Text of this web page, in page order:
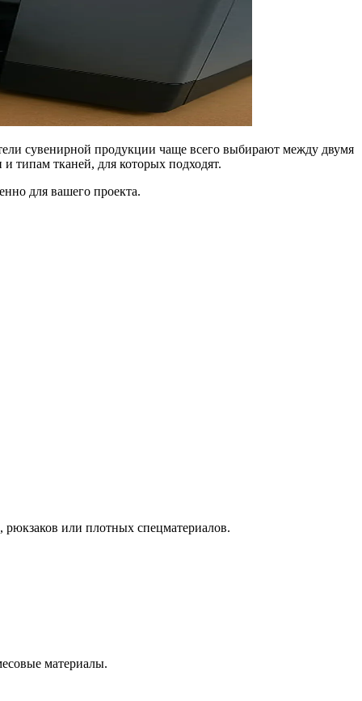
сувенирной продукции чаще всего выбирают между двумя
типам тканей, для которых подходят.
для вашего проекта.
или плотных спецматериалов.
материалы.